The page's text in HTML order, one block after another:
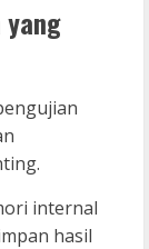
yang
internal
hasil